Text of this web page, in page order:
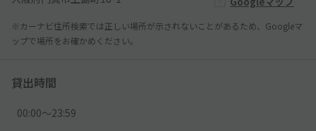
※カーナビ住所検索では正しい場所が示されないことがあるため、Googleマ
ップで場所をお確かめください。
貸出時間
00:00〜23:59